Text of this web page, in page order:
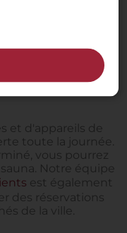
d'accueil
sommeil avec un
qualité et un
et d'appareils de
toute la journée.
vous pourrez
Notre équipe
est également
des réservations
de la ville.